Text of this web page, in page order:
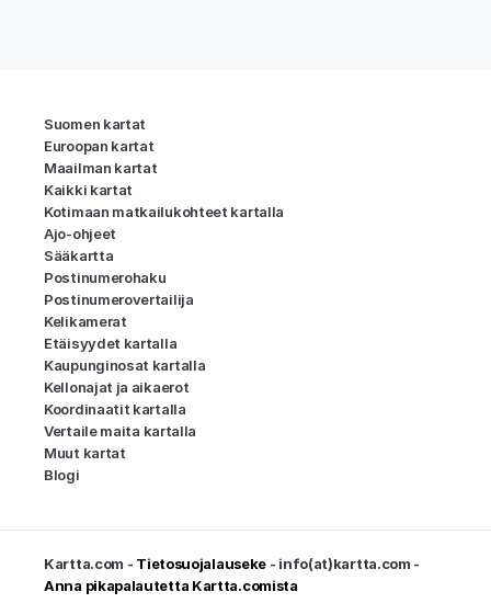
Suomen kartat
Euroopan kartat
Maailman kartat
Kaikki kartat
Kotimaan matkailukohteet kartalla
Ajo-ohjeet
Sääkartta
Postinumerohaku
Postinumerovertailija
Kelikamerat
Etäisyydet kartalla
Kaupunginosat kartalla
Kellonajat ja aikaerot
Koordinaatit kartalla
Vertaile maita kartalla
Muut kartat
Blogi
Kartta.com - Tietosuojalauseke - info(at)kartta.com -
Anna pikapalautetta Kartta.comista